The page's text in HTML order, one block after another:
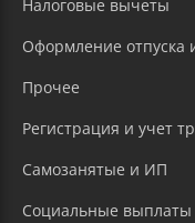
Налоговые вычеты
Оформление отпуска
Прочее
Регистрация и учет
Самозанятые и ИП
Социальные выплаты